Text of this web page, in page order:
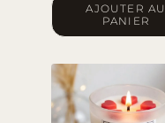
AJOUTER AU
PANIER